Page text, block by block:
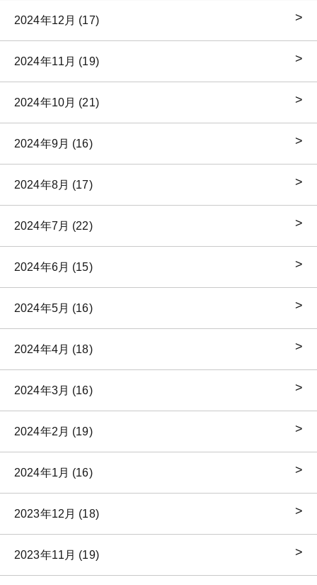
2024年12月 (17)
2024年11月 (19)
2024年10月 (21)
2024年9月 (16)
2024年8月 (17)
2024年7月 (22)
2024年6月 (15)
2024年5月 (16)
2024年4月 (18)
2024年3月 (16)
2024年2月 (19)
2024年1月 (16)
2023年12月 (18)
2023年11月 (19)